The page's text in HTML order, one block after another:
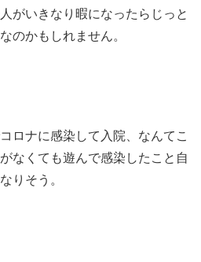
がいきなり暇になったらじっと
のかもしれません。
ロナに感染して入院、なんてこ
なくても遊んで感染したこと自
りそう。